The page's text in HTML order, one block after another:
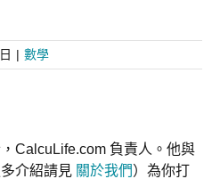
| 數學
CalcuLife.com 負責人。他與
介紹請見 關於我們）為你打